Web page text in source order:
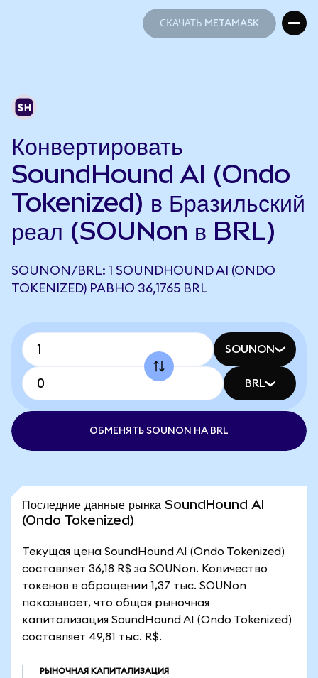
СКАЧАТЬ METAMASK
Конвертировать
SoundHound AI (Ondo
Tokenized) в Бразильский
реал (SOUNon в BRL)
SOUNON/BRL: 1 SOUNDHOUND AI (ONDO
TOKENIZED) РАВНО 36,1765 BRL
SOUNON
BRL
ОБМЕНЯТЬ SOUNON НА BRL
Последние данные рынка SoundHound AI
(Ondo Tokenized)
Текущая цена SoundHound AI (Ondo Tokenized)
составляет 36,18 R$ за SOUNon. Количество
токенов в обращении 1,37 тыс. SOUNon
показывает, что общая рыночная
капитализация SoundHound AI (Ondo Tokenized)
составляет 49,81 тыс. R$.
РЫНОЧНАЯ КАПИТАЛИЗАЦИЯ